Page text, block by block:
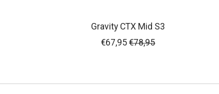
Gravity CTX Mid S3
€67,95 €78,95